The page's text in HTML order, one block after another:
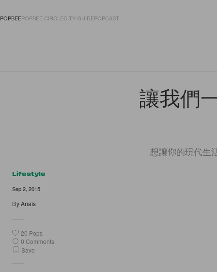
POPBEEPOPBEE CIRCLECITY GUIDEPOPCAST
讓我們
想讓你的現代生
Lifestyle
Sep 2, 2015
ByAnaïs
20 Pops
0 Comments
Save